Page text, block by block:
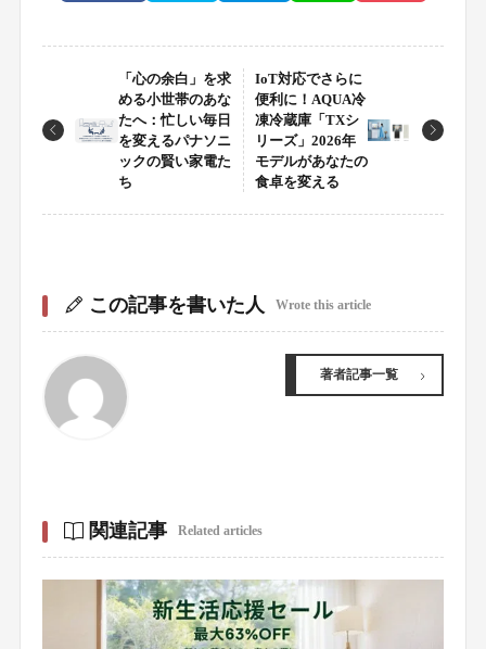
「心の余白」を求
める小世帯のあな
たへ：忙しい毎日
を変えるパナソニ
ックの賢い家電た
ち
IoT対応でさらに
便利に！AQUA冷
凍冷蔵庫「TXシ
リーズ」2026年
モデルがあなたの
食卓を変える
この記事を書いた人 Wrote this article
著者記事一覧
関連記事 Related articles